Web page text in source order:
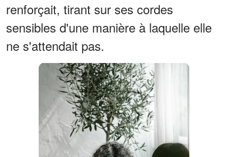
renforçait, tirant sur ses cordes
sensibles d'une manière à laquelle elle
ne s'attendait pas.